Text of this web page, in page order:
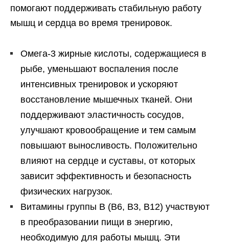
помогают поддерживать стабильную работу
мышц и сердца во время тренировок.
Омега-3 жирные кислоты, содержащиеся в
рыбе, уменьшают воспаления после
интенсивных тренировок и ускоряют
восстановление мышечных тканей. Они
поддерживают эластичность сосудов,
улучшают кровообращение и тем самым
повышают выносливость. Положительно
влияют на сердце и суставы, от которых
зависит эффективность и безопасность
физических нагрузок.
Витамины группы B (B6, B3, B12) участвуют
в преобразовании пищи в энергию,
необходимую для работы мышц. Эти